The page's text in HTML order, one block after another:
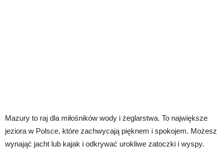
Mazury to raj dla miłośników wody i żeglarstwa. To największe
jeziora w Polsce, które zachwycają pięknem i spokojem. Możesz
wynająć jacht lub kajak i odkrywać urokliwe zatoczki i wyspy.